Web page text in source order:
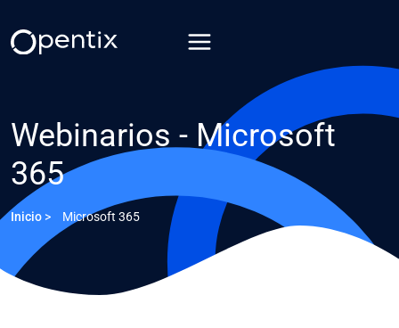
contenido
Webinarios - Microsoft
365
Inicio > Microsoft 365